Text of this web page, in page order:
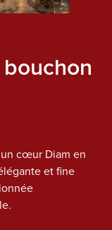
cœur Diam en
et fine